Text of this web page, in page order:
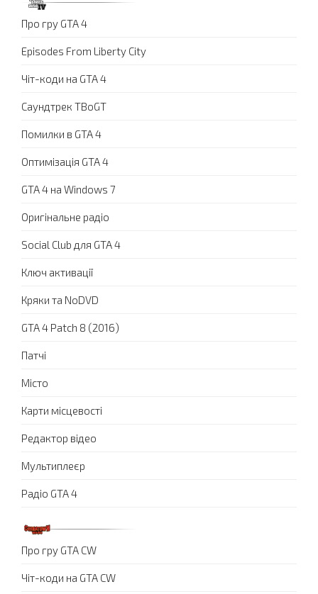
Про гру GTA 4
Episodes From Liberty City
Чіт-коди на GTA 4
Саундтрек TBoGT
Помилки в GTA 4
Оптимізація GTA 4
GTA 4 на Windows 7
Оригінальне радіо
Social Club для GTA 4
Ключ активації
Кряки та NoDVD
GTA 4 Patch 8 (2016)
Патчі
Місто
Карти місцевості
Редактор відео
Мультиплеєр
Радіо GTA 4
Про гру GTA CW
Чіт-коди на GTA CW